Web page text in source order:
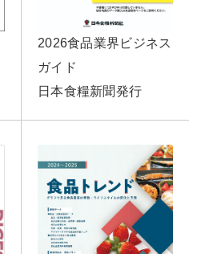
2026食品業界ビジネス
ガイド
日本食糧新聞発行